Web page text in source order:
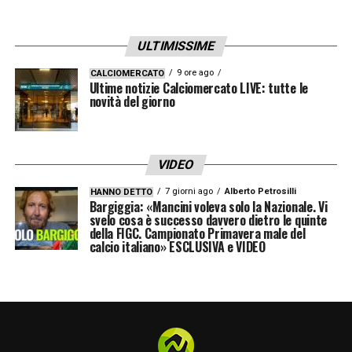
rendimento, professionalità e continuità,
risultando prezioso sia con Simone Inzaghi
sia con Cristian Chivu.
Da questa prospettiva, i
plusvalenza, ma un’entrata che – senza
quella clausola – rischiava di non arrivare
mai.
La delusione dei tifosi è comprensibile, ma la
Achraf Hakimi
ULTIMISSIME
CALCIOMERCATO 9 ore ago
Ultime notizie Calciomercato LIVE: tutte le
novità del giorno
VIDEO
HANNO DETTO 7 giorni ago Alberto Petrosilli
Bargiggia: «Mancini voleva solo la Nazionale. Vi
svelo cosa è successo davvero dietro le quinte
della FIGC. Campionato Primavera male del
calcio italiano» ESCLUSIVA e VIDEO